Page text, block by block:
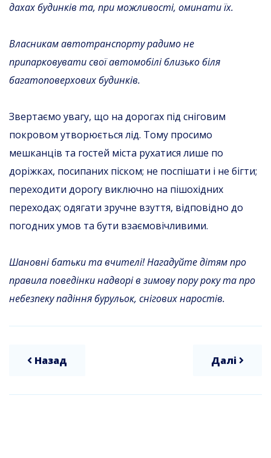
дахах будинків та, при можливості, оминати їх.
Власникам автотранспорту радимо не
припарковувати свої автомобілі близько біля
багатоповерхових будинків.
Звертаємо увагу, що на дорогах під сніговим
покровом утворюється лід. Тому просимо
мешканців та гостей міста рухатися лише по
доріжках, посипаних піском; не поспішати і не бігти;
переходити дорогу виключно на пішохідних
переходах; одягати зручне взуття, відповідно до
погодних умов та бути взаємовічливими.
Шановні батьки та вчителі!Нагадуйтедітям про
правила поведінкинадворів зимову пору рокутапро
небезпеку падіння бурульок, снігових наростів.
Назад Далі